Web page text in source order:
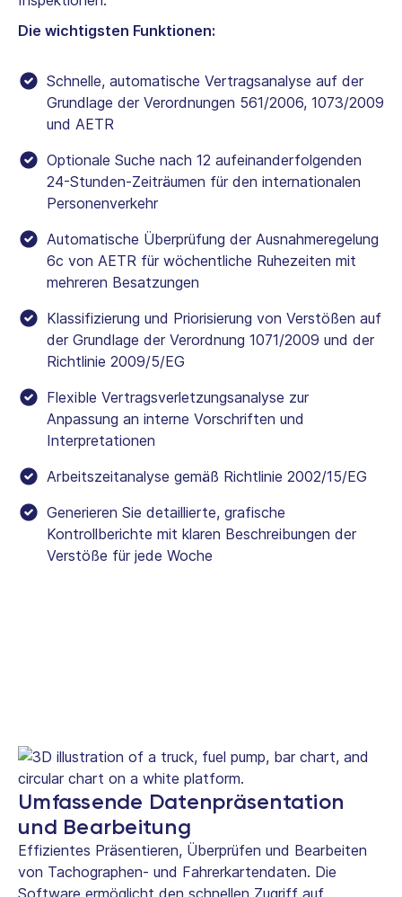
Die wichtigsten Funktionen:
Schnelle, automatische Vertragsanalyse auf der
Grundlage der Verordnungen 561/2006, 1073/2009
und AETR
Optionale Suche nach 12 aufeinanderfolgenden
24-Stunden-Zeiträumen für den internationalen
Personenverkehr
Automatische Überprüfung der Ausnahmeregelung
6c von AETR für wöchentliche Ruhezeiten mit
mehreren Besatzungen
Klassifizierung und Priorisierung von Verstößen auf
der Grundlage der Verordnung 1071/2009 und der
Richtlinie 2009/5/EG
Flexible Vertragsverletzungsanalyse zur
Anpassung an interne Vorschriften und
Interpretationen
Arbeitszeitanalyse gemäß Richtlinie 2002/15/EG
Generieren Sie detaillierte, grafische
Kontrollberichte mit klaren Beschreibungen der
Verstöße für jede Woche
Umfassende Datenpräsentation
und Bearbeitung
Effizientes Präsentieren, Überprüfen und Bearbeiten
von Tachographen- und Fahrerkartendaten. Die
Software ermöglicht den schnellen Zugriff auf